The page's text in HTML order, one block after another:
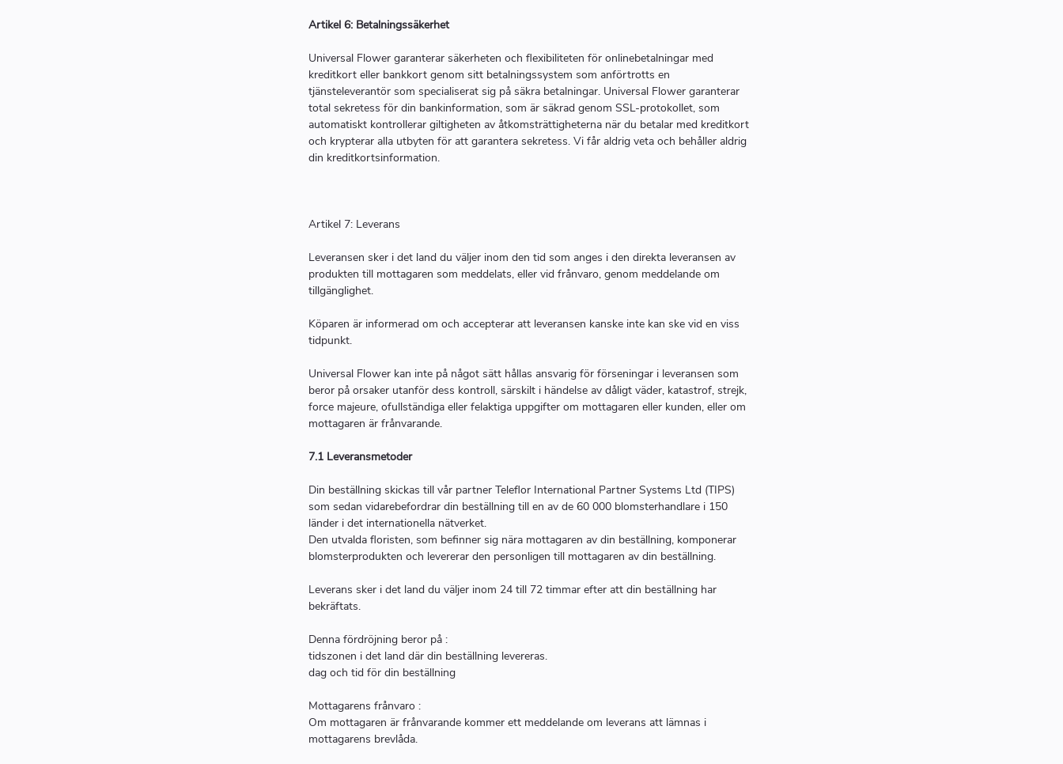
Artikel 6: Betalningssäkerhet
Universal Flower garanterar säkerheten och flexibiliteten för onlinebetalningar med
kreditkort eller bankkort genom sitt betalningssystem som anförtrotts en
tjänsteleverantör som specialiserat sig på säkra betalningar. Universal Flower garanterar
total sekretess för din bankinformation, som är säkrad genom SSL-protokollet, som
automatiskt kontrollerar giltigheten av åtkomsträttigheterna när du betalar med kreditkort
och krypterar alla utbyten för att garantera sekretess. Vi får aldrig veta och behåller aldrig
din kreditkortsinformation.
Artikel 7: Leverans
Leveransen sker i det land du väljer inom den tid som anges i den direkta leveransen av
produkten till mottagaren som meddelats, eller vid frånvaro, genom meddelande om
tillgänglighet.
Köparen är informerad om och accepterar att leveransen kanske inte kan ske vid en viss
tidpunkt.
Universal Flower kan inte på något sätt hållas ansvarig för förseningar i leveransen som
beror på orsaker utanför dess kontroll, särskilt i händelse av dåligt väder, katastrof, strejk,
force majeure, ofullständiga eller felaktiga uppgifter om mottagaren eller kunden, eller om
mottagaren är frånvarande.
7.1 Leveransmetoder
Din beställning skickas till vår partner Teleflor International Partner Systems Ltd (TIPS)
som sedan vidarebefordrar din beställning till en av de 60 000 blomsterhandlare i 150
länder i det internationella nätverket.
Den utvalda floristen, som befinner sig nära mottagaren av din beställning, komponerar
blomsterprodukten och levererar den personligen till mottagaren av din beställning.
Leverans sker i det land du väljer inom 24 till 72 timmar efter att din beställning har
bekräftats.
Denna fördröjning beror på :
tidszonen i det land där din beställning levereras.
dag och tid för din beställning
Mottagarens frånvaro :
Om mottagaren är frånvarande kommer ett meddelande om leverans att lämnas i
mottagarens brevlåda.